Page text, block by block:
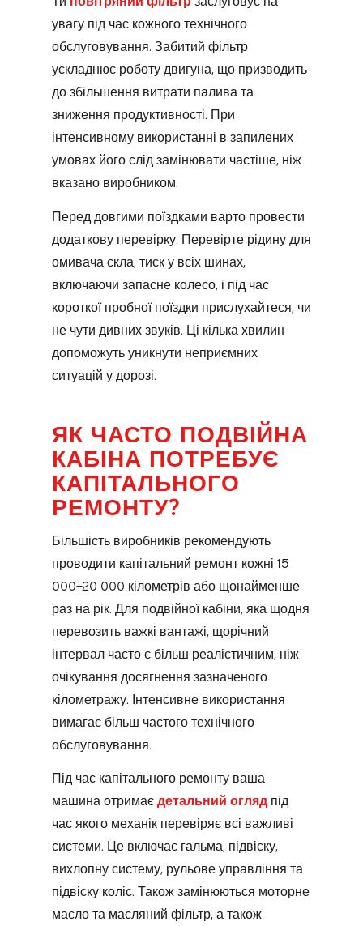
увагу під час кожного технічного
обслуговування. Забитий фільтр
ускладнює роботу двигуна, що призводить
до збільшення витрати палива та
зниження продуктивності. При
інтенсивному використанні в запилених
умовах його слід замінювати частіше, ніж
вказано виробником.
Перед довгими поїздками варто провести
додаткову перевірку. Перевірте рідину для
омивача скла, тиск у всіх шинах,
включаючи запасне колесо, і під час
короткої пробної поїздки прислухайтеся, чи
не чути дивних звуків. Ці кілька хвилин
допоможуть уникнути неприємних
ситуацій у дорозі.
ЯК ЧАСТО ПОДВІЙНА
КАБІНА ПОТРЕБУЄ
КАПІТАЛЬНОГО
РЕМОНТУ?
Більшість виробників рекомендують
проводити капітальний ремонт кожні 15
000–20 000 кілометрів або щонайменше
раз на рік. Для подвійної кабіни, яка щодня
перевозить важкі вантажі, щорічний
інтервал часто є більш реалістичним, ніж
очікування досягнення зазначеного
кілометражу. Інтенсивне використання
вимагає більш частого технічного
обслуговування.
Під час капітального ремонту ваша
машина отримаєдетальний оглядпід
час якого механік перевіряє всі важливі
системи. Це включає гальма, підвіску,
вихлопну систему, рульове управління та
підвіску коліс. Також замінюються моторне
масло та масляний фільтр, а також